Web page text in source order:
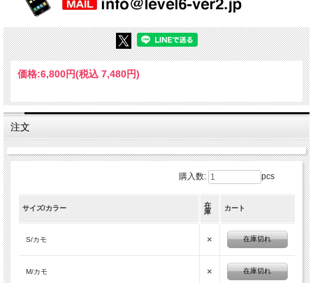
価格:6,800円(税込 7,480円)
注文
購入数: pcs
サイズ/カラー
在
庫
カート
S/カモ × 在庫切れ
M/カモ × 在庫切れ